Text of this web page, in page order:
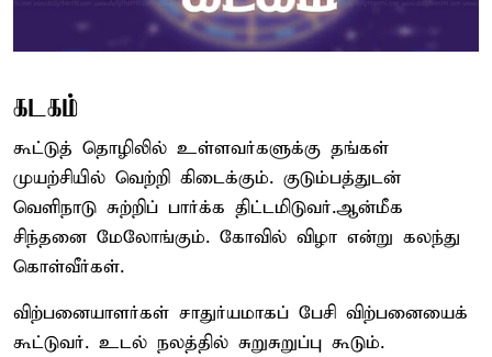
கடகம்
கூட்டுத் தொழிலில் உள்ளவர்களுக்கு தங்கள்
முயற்சியில் வெற்றி கிடைக்கும். குடும்பத்துடன்
வெளிநாடு சுற்றிப் பார்க்க திட்டமிடுவர்.ஆன்மீக
சிந்தனை மேலோங்கும். கோவில் விழா என்று கலந்து
கொள்வீர்கள்.
விற்பனையாளர்கள் சாதுர்யமாகப் பேசி விற்பனையைக்
கூட்டுவர். உடல் நலத்தில் சுறுசுறுப்பு கூடும்.